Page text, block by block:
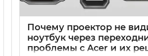
Почему проектор не
ноутбук через
проблемы с Acer и их